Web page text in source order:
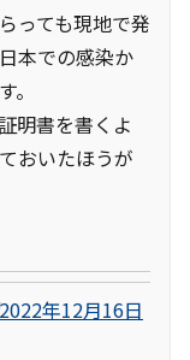
っても現地で発
本での感染か
明書を書くよ
おいたほうが
2022年12月16日